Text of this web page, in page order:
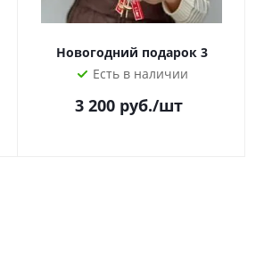
Новогодний подарок 3
Есть в наличии
3 200руб./шт